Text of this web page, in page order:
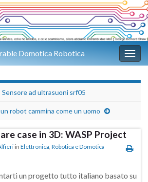
Domotica Robotica
Sensore ad ultrasuoni srf05
robot cammina come un uomo
case in 3D: WASP Project
in Elettronica, Robotica e Domotica
un progetto tutto italiano basato su